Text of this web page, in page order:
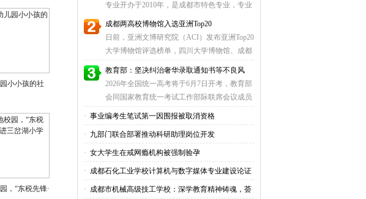
小小孩的社
，“东税先锋·
专业开办于2010年，是成都市特色专业，专业
结合成都市 ...
成都两高校博物馆入选亚洲Top20
日前，亚洲文博研究院（ACI）发布亚洲Top20
大学博物馆评选榜单，四川大学博物馆、成都
自然博物馆 ...
教育部：坚决纠治奢华录取通知书等不良风
2026年全国统一高考将于6月7日开考，教育部
会同国家教育统一考试工作部际联席会议成员
单位，全力 ...
· 事业编考生笔试第一因围报被取消资格
· 九部门联合部署推动科研助理岗位开发
· 女大学生在戒网瘾机构被强制验孕
· 成都石化工业学校计算机与数字媒体专业建设论证
会圆满召开
· 成都市机械高级技工学校：深学教育精神铸魂，荟